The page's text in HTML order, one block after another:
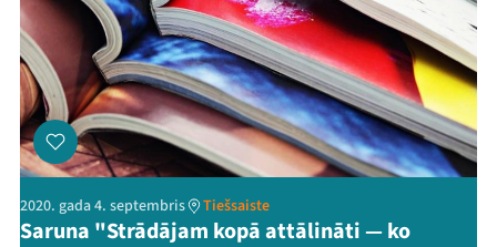
2020. gada 4. septembris Tiešsaiste
Saruna "Strādājam kopā attālināti — ko